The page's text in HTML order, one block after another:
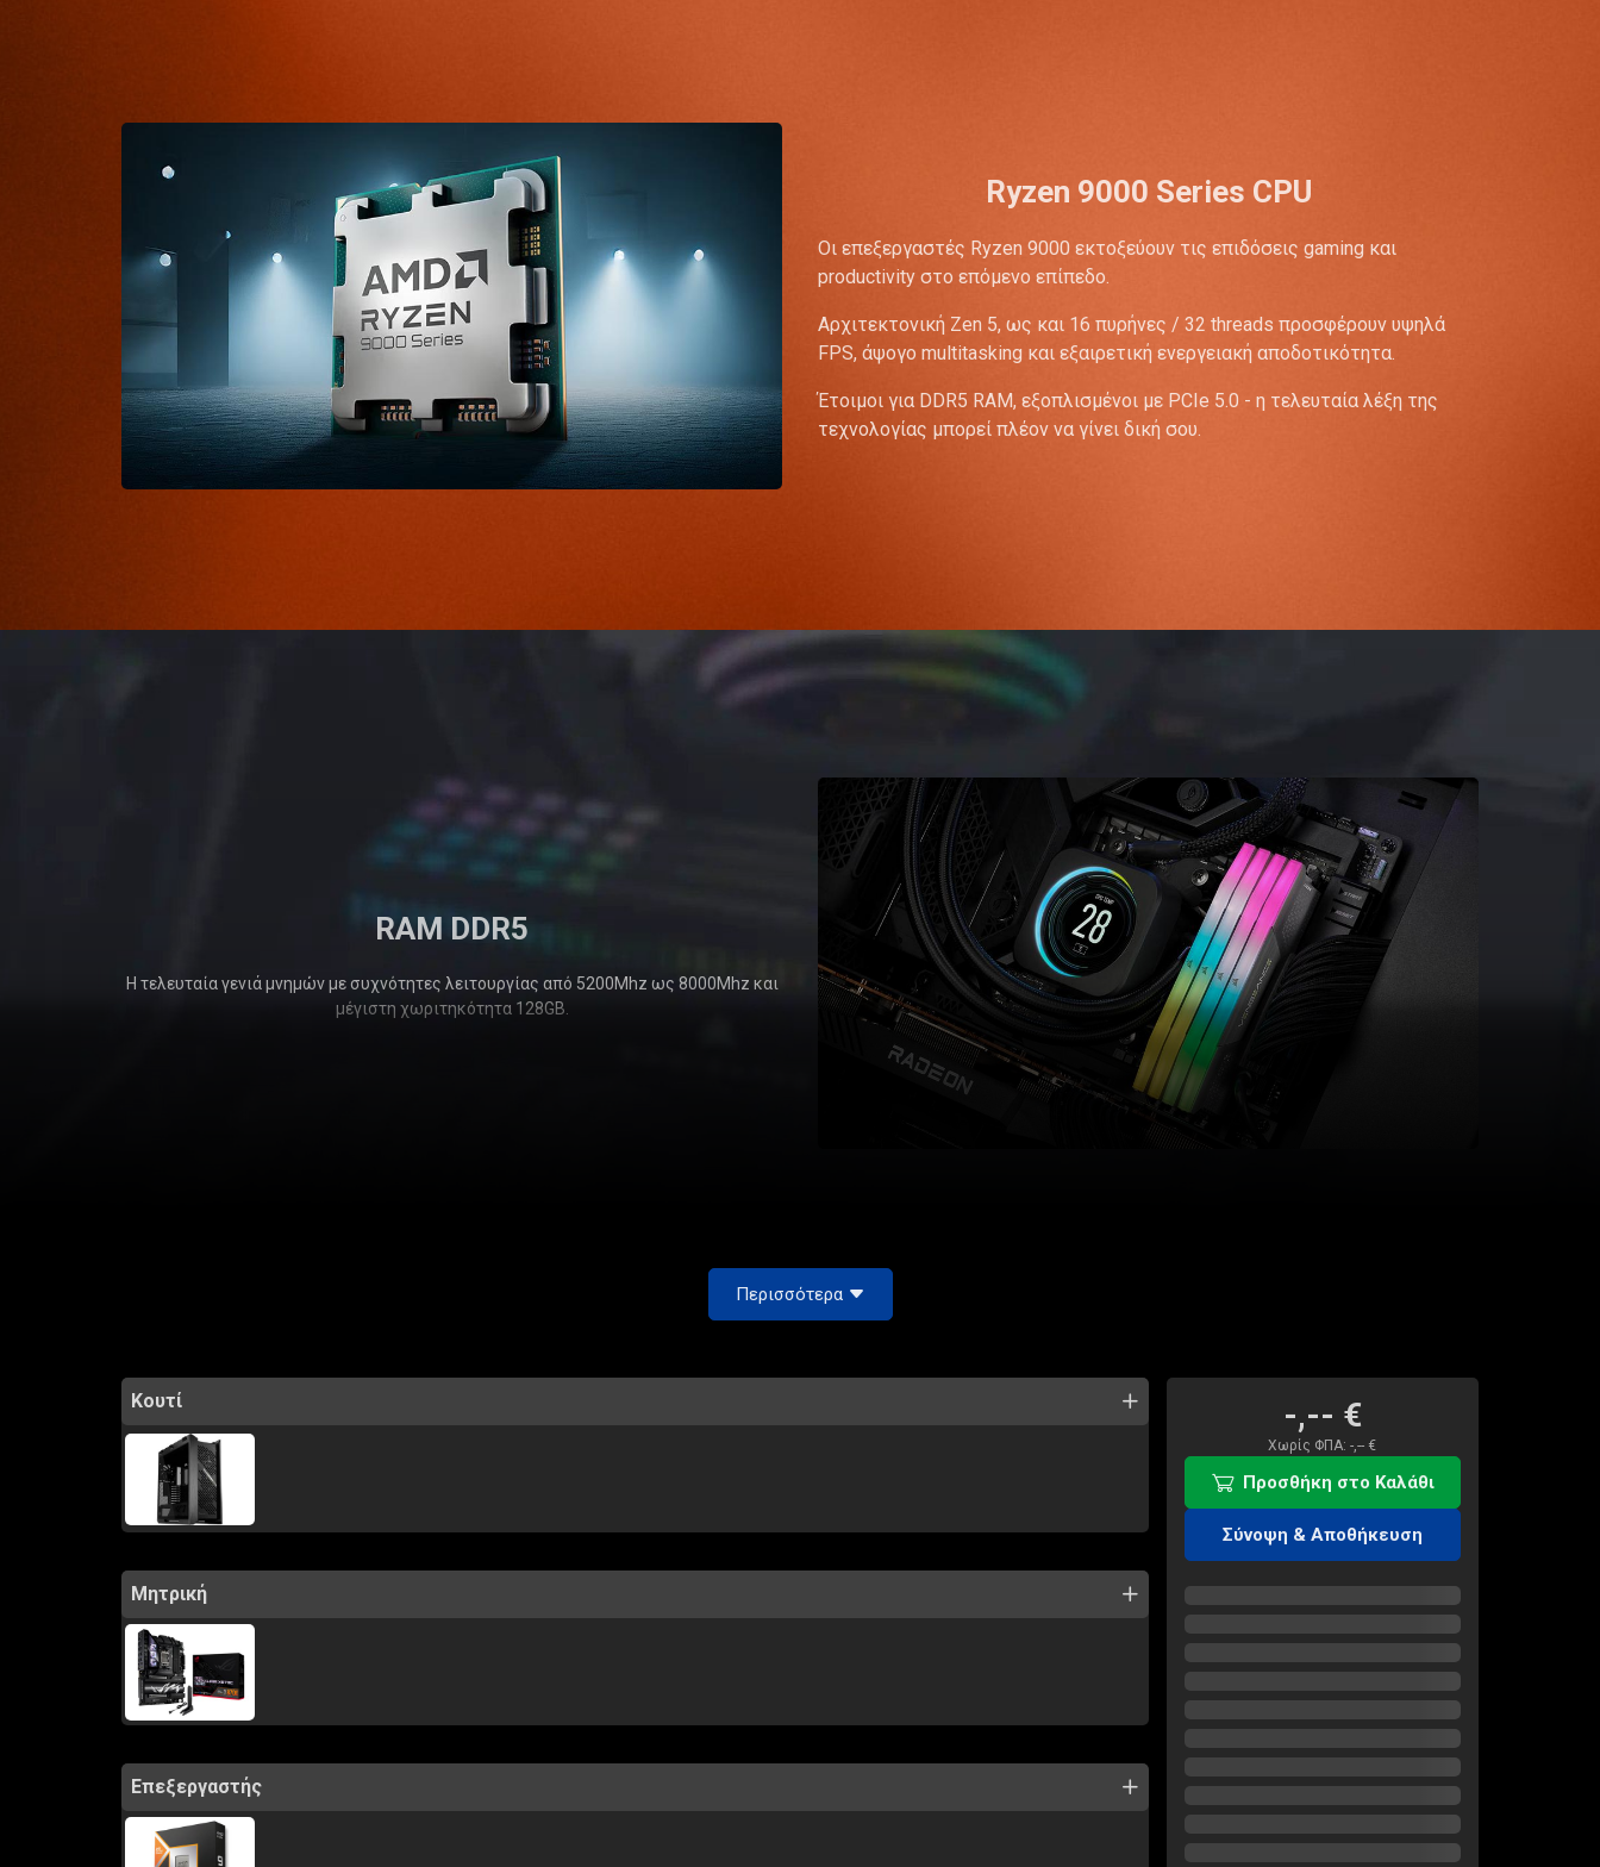
Ryzen 9000 Series CPU
Οι επεξεργαστές Ryzen 9000 εκτοξεύουν τις επιδόσεις gaming και
productivity στο επόμενο επίπεδο.
Αρχιτεκτονική Zen 5, ως και 16 πυρήνες / 32 threads προσφέρουν υψηλά
FPS, άψογο multitasking και εξαιρετική ενεργειακή αποδοτικότητα.
Έτοιμοι για DDR5 RAM, εξοπλισμένοι με PCIe 5.0 - η τελευταία λέξη της
τεχνολογίας μπορεί πλέον να γίνει δική σου.
RAM DDR5
Η τελευταία γενιά μνημών με συχνότητες λειτουργίας από 5200Mhz ως 8000Mhz και
μέγιστη χωριτηκότητα 128GB.
Περισσότερα
-,-- €
Χωρίς ΦΠΑ:-,-- €
Προσθήκη στο Καλάθι
Σύνοψη & Αποθήκευση
Κουτί
Μητρική
Επεξεργαστής